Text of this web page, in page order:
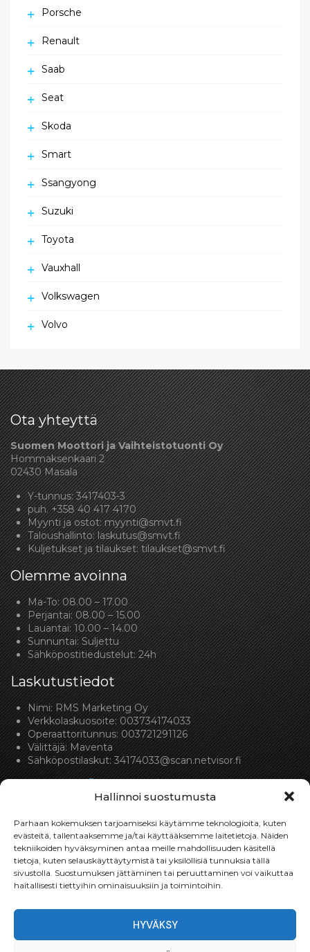
Hallinnoi suostumusta
Parhaan kokemuksen tarjoamiseksi käytämme teknologioita, kuten
evästeitä, tallentaaksemme ja/tai käyttääksemme laitetietoja. Näiden
tekniikoiden hyväksyminen antaa meille mahdollisuuden käsitellä
tietoja, kuten selauskäyttäytymistä tai yksilöllisiä tunnuksia tällä
sivustolla. Suostumuksen jättäminen tai peruuttaminen voi vaikuttaa
haitallisesti tiettyihin ominaisuuksiin ja toimintoihin.
HYVÄKSY
Porsche
Renault
Saab
Seat
Skoda
Smart
Ssangyong
Suzuki
Toyota
Vauxhall
Volkswagen
Volvo
Ota yhteyttä
Suomen Moottori ja Vaihteistotuonti Oy
Hommaksenkaari 2
02430 Masala
Y-tunnus: 3417403-3
puh.+358 40 417 4170
Myynti ja ostot:myynti@smvt.fi
Taloushallinto:laskutus@smvt.fi
Kuljetukset ja tilaukset:tilaukset@smvt.fi
Olemme avoinna
Ma-To: 08.00 – 17.00
Perjantai: 08.00 – 15.00
Lauantai: 10.00 – 14.00
Sunnuntai: Suljettu
Sähköpostitiedustelut: 24h
Laskutustiedot
Nimi: RMS Marketing Oy
Verkkolaskuosoite: 003734174033
Operaattoritunnus: 003721291126
Välittäjä: Maventa
Sähköpostilaskut:34174033@scan.netvisor.fi
Toimitukset
Toimitamme osat perille toimitusperiaatteella siihen
osan toimitettavan.
Toimitusaika on yleensä noin yksi (1) viikko tilauspäivästä.
Toimitus- & takuuehdot